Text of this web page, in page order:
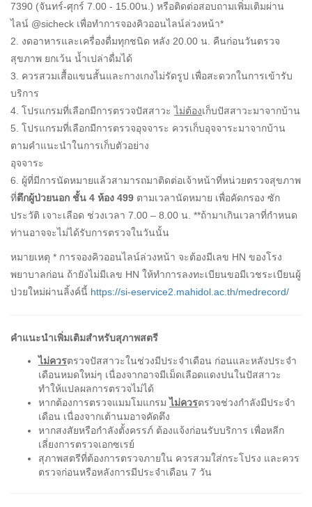
7390 (จันทร์-ศุกร์ 7.00 - 15.00น.) หรือติดต่อสอบถามเพิ่มเติมผ่าน
ไลน์ @sicheck เพื่อทำการจองคิวออนไลน์ล่วงหน้า*
2. งดอาหารและเครื่องดื่มทุกชนิด หลัง 20.00 น. คืนก่อนวันตรวจ
สุขภาพ ยกเว้น น้ำเปล่าดื่มได้
3. ควรสวมเสื้อแขนสั้นและกางเกงไม่รัดรูป เพื่อสะดวกในการเข้ารับ
บริการ
4. โปรแกรมที่เลือกมีการตรวจปัสสาวะไม่ต้องเก็บปัสสาวะมาจากบ้าน
5. โปรแกรมที่เลือกมีการตรวจอุจจาระ ควรเก็บอุจจาระมาจากบ้าน
ตามคำแนะนำในการเก็บตัวอย่าง
อุจจาระ
6. ผู้ที่มีการนัดหมายแล้วสามารถมาติดต่อเจ้าหน้าที่หน่วยตรวจสุขภาพ
ที่ตึกผู้ป่วยนอก ชั้น 4 ห้อง 499 ตามเวลานัดหมาย เพื่อคัดกรอง ซัก
ประวัติ เจาะเลือด ช่วงเวลา 7.00 – 8.00 น. **ถ้ามาเกินเวลาที่กำหนด
ท่านอาจจะไม่ได้รับการตรวจในวันนั้น
หมายเหตุ * การจองคิวออนไลน์ล่วงหน้า จะต้องมีเลข HN ของโรง
พยาบาลก่อน ถ้ายังไม่มีเลข HN ให้ทำการลงทะเบียนขอมีเวชระเบียนผู้
ป่วยใหม่ผ่านลิ้งค์นี้ https://si-eservice2.mahidol.ac.th/medrecord/
คำแนะนำเพิ่มเติมสำหรับสุภาพสตรี
ไม่ควรตรวจปัสสาวะในช่วงมีประจำเดือน ก่อนและหลังประจำ
เดือนหมดใหม่ๆ เนื่องจากอาจมีเม็ดเลือดแดงปนในปัสสาวะ
ทำให้แปลผลการตรวจไม่ได้
หากต้องการตรวจแมมโมแกรมไม่ควรตรวจช่วงกำลังมีประจำ
เดือน เนื่องจากเต้านมอาจคัดตึง
หากสงสัยหรือกำลังตั้งครรภ์ ต้องแจ้งก่อนรับบริการ เพื่อหลีก
เลี่ยงการตรวจเอกซเรย์
สุภาพสตรีที่ต้องการตรวจภายใน ควรสวมใส่กระโปรง และควร
ตรวจก่อนหรือหลังการมีประจำเดือน 7 วัน